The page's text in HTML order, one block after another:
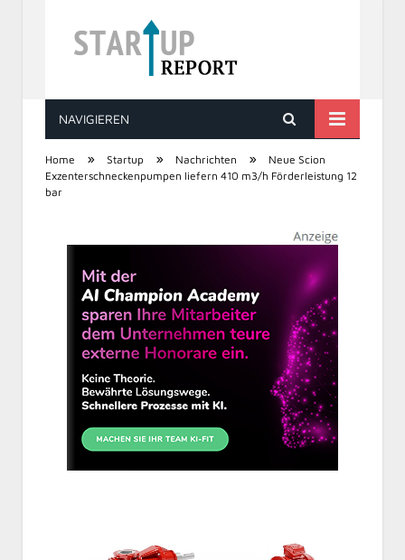
STARTUP REPORT
NAVIGIEREN
Home » Startup » Nachrichten »
Neue Scion
Exzenterschneckenpumpen liefern 410 m3/h Förderleistung 12
bar